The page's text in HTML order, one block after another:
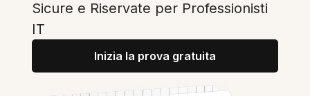
Sicure e Riservate per Professionisti
IT
Inizia la prova gratuita